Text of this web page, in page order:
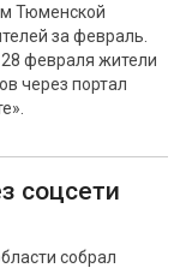
Тюменской
за февраль.
февраля жители
через портал
соцсети
собрал